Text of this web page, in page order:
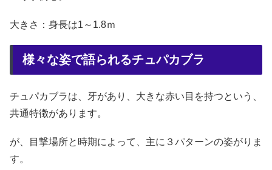
大きさ：身長は1～1.8ｍ
様々な姿で語られるチュパカブラ
チュパカブラは、牙があり、大きな赤い目を持つという、
共通特徴があります。
が、目撃場所と時期によって、主に３パターンの姿がりま
す。